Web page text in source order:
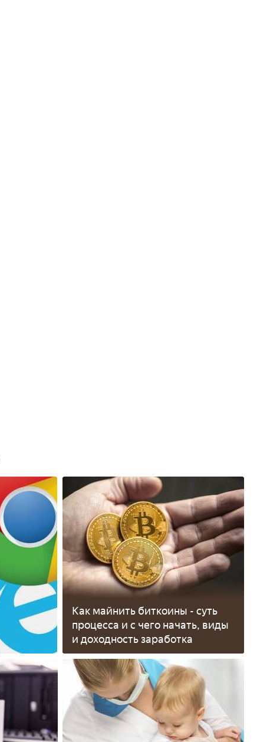
Как майнить биткоины - суть
процесса и с чего начать, виды
и доходность заработка